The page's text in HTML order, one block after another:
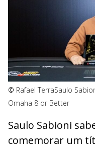
© Rafael TerraSaulo
Omaha 8 or Better
Saulo Sabioni
comemorar um